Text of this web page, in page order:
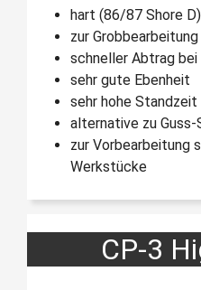
hart (86/87 Shore D)
zur Grobbearbeitung
schneller Abtrag
sehr gute Ebenheit
sehr hohe Standzeit
alternative zu Guss-
zur Vorbearbeitung
Werkstücke
CP-3